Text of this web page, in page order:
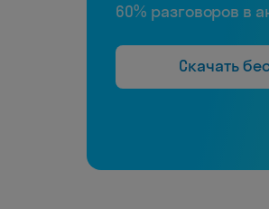
60% разговоров в
Скачать